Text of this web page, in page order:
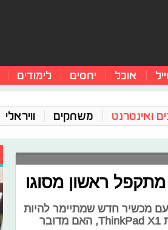
אוכל יחסים לימודים
ואינטרנט משחקים וויראלי
מכשיר חדש שמתיימר להיות
מחשב, עם קיפול באמצע המסך. הוא מצטרף למשפחת ThinkPad X1, האם מדובר